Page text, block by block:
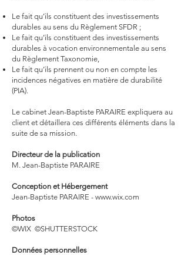
Le fait qu’ils constituent des investissements
durables au sens du Règlement SFDR ;
Le fait qu’ils constituent des investissements
durables à vocation environnementale au sens
du Règlement Taxonomie,
Le fait qu’ils prennent ou non en compte les
incidences négatives en matière de durabilité
(PIA).
Le cabinet Jean-Baptiste PARAIRE expliquera au
client et détaillera ces différents éléments dans la
suite de sa mission.
Directeur de la publication
M. Jean-Baptiste PARAIRE
Conception et Hébergement
Jean-Baptiste PARAIRE - www.wix.com
Photos
©WIX ©SHUTTERSTOCK
Données personnelles